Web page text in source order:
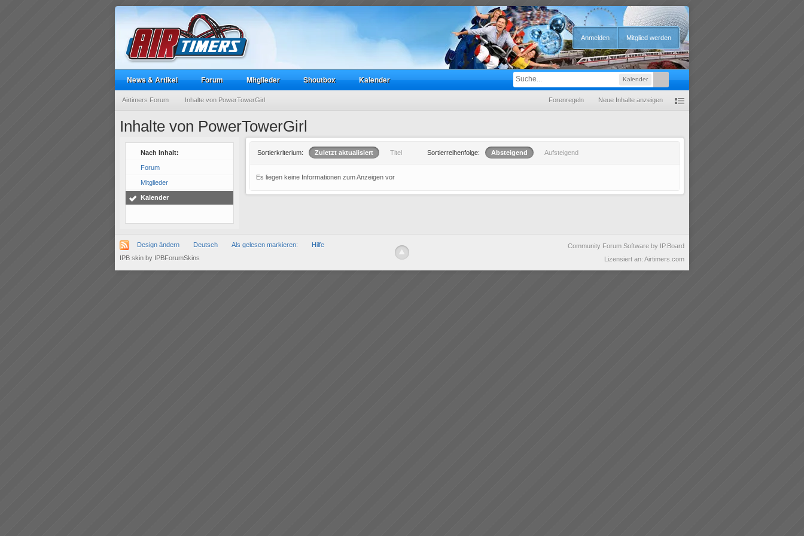
Anmelden Mitglied werden
Kalender
News & Artikel Forum Mitglieder Shoutbox Kalender
Airtimers Forum Inhalte von PowerTowerGirl Forenregeln Neue Inhalte anzeigen
Inhalte von PowerTowerGirl
Nach Inhalt:
Forum
Mitglieder
Kalender
Sortierkriterium: Zuletzt aktualisiert Titel Sortierreihenfolge: Absteigend Aufsteigend
Es liegen keine Informationen zum Anzeigen vor
Design ändern Deutsch Als gelesen markieren: Hilfe
Community Forum Software by IP.Board
Lizensiert an: Airtimers.com
IPB skin by IPBForumSkins